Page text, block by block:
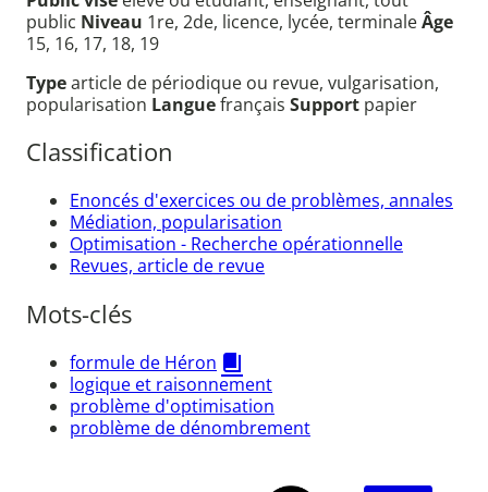
public Niveau 1re, 2de, licence, lycée, terminaleÂge
15, 16, 17, 18, 19
Typearticle de périodique ou revue, vulgarisation,
popularisation Languefrançais Support papier
Classification
Enoncés d'exercices ou de problèmes, annales
Médiation, popularisation
Optimisation - Recherche opérationnelle
Revues, article de revue
Mots-clés
formule de Héron
logique et raisonnement
problème d'optimisation
problème de dénombrement